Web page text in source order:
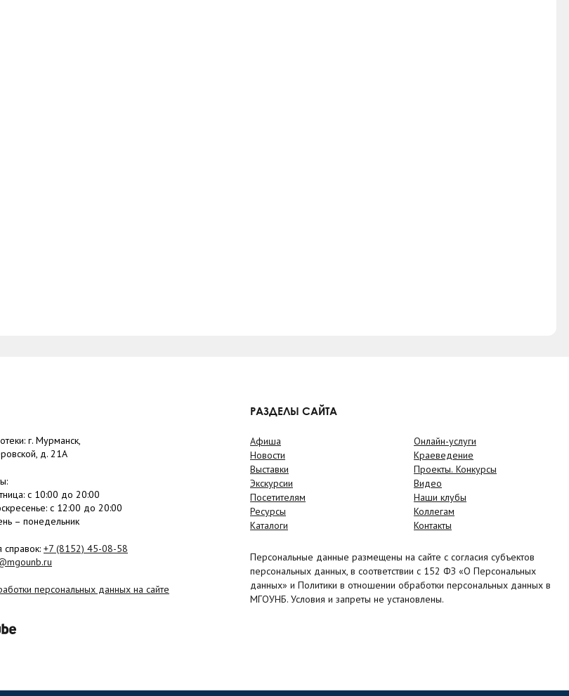
г. Мурманск,
д. 21А
: с 10:00 до 20:00
: c 12:00 до 20:00
– понедельник
+7 (8152) 45-08-58
персональных данных на сайте
РАЗДЕЛЫ САЙТА
Афиша
Новости
Выставки
Экскурсии
Посетителям
Ресурсы
Каталоги
Онлайн-услуги
Краеведение
Проекты. Конкурсы
Видео
Наши клубы
Коллегам
Контакты
Персональные данные размещены на сайте с согласия субъектов
персональных данных, в соответствии с 152 ФЗ «О Персональных
данных» и Политики в отношении обработки персональных данных в
МГОУНБ. Условия и запреты не установлены.